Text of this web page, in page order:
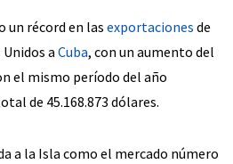
un récord en las exportaciones de
a Cuba, con un aumento del
el mismo período del año
de 45.168.873 dólares.
a la Isla como el mercado número